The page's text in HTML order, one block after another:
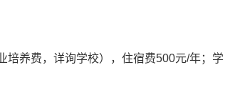
养费，详询学校），住宿费500元/年；学